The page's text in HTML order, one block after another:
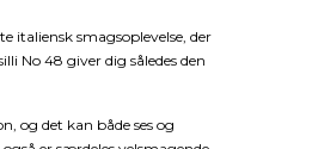
italiensk smagsoplevelse, der
No 48 giver dig således den
og det kan både ses og